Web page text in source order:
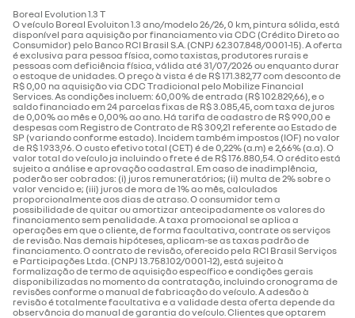
Boreal Evolution 1.3 T
O veículo Boreal Evoluiton 1.3 ano/modelo 26/26, 0 km, pintura sólida, está
disponível para aquisição por financiamento via CDC (Crédito Direto ao
Consumidor) pelo Banco RCI Brasil S.A. (CNPJ 62.307.848/0001-15). A oferta
é exclusiva para pessoa física, como taxistas, produtores rurais e
pessoas com deficiência física, válida até 31/07/2026 ou enquanto durar
o estoque de unidades. O preço à vista é de R$ 171.382,77 com desconto de
R$ 0,00 na aquisição via CDC Tradicional pelo Mobilize Financial
Services. As condições incluem: 60,00% de entrada (R$ 102.829,66), e o
saldo financiado em 24 parcelas fixas de R$ 3.085,45, com taxa de juros
de 0,00% ao mês e 0,00% ao ano. Há tarifa de cadastro de R$ 990,00 e
despesas com Registro de Contrato de R$ 309,21 referente ao Estado de
SP (variando conforme estado). Incidem também impostos (IOF) no valor
de R$ 1.933,96. O custo efetivo total (CET) é de 0,22% (a.m) e 2,66% (a.a). O
valor total do veículo ja incluindo o frete é de R$ 176.880,54. O crédito está
sujeito a análise e aprovação cadastral. Em caso de inadimplência,
poderão ser cobrados: (i) juros remuneratórios; (ii) multa de 2% sobre o
valor vencido e; (iii) juros de mora de 1% ao mês, calculados
proporcionalmente aos dias de atraso. O consumidor tem a
possibilidade de quitar ou amortizar antecipadamente os valores do
financiamento sem penalidade. A taxa promocional se aplica a
operações em que o cliente, de forma facultativa, contrate os serviços
de revisão. Nas demais hipóteses, aplicam-se as taxas padrão de
financiamento. O contrato de revisão, oferecido pela RCI Brasil Serviços
e Participações Ltda. (CNPJ 13.758.102/0001-12), está sujeito à
formalização de termo de aquisição específico e condições gerais
disponibilizadas no momento da contratação, incluindo cronograma de
revisões conforme o manual de fabricação do veículo. A adesão à
revisão é totalmente facultativa e a validade desta oferta depende da
observância do manual de garantia do veículo. Clientes que optarem